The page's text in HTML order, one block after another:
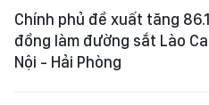
Chính phủ đề xuất tăng
đồng làm đường sắt Lào
Nội - Hải Phòng